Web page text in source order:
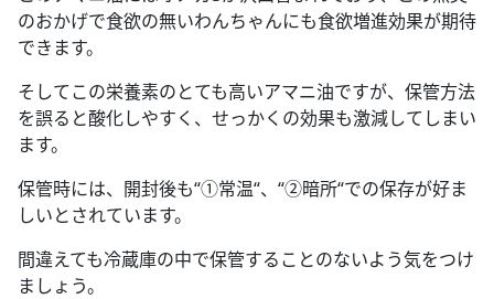
のおかげで食欲の無いわんちゃんにも食欲増進効果が期待
できます。
そしてこの栄養素のとても高いアマニ油ですが、保管方法
を誤ると酸化しやすく、せっかくの効果も激減してしまい
ます。
保管時には、開封後も“①常温“、“②暗所“での保存が好ま
しいとされています。
間違えても冷蔵庫の中で保管することのないよう気をつけ
ましょう。